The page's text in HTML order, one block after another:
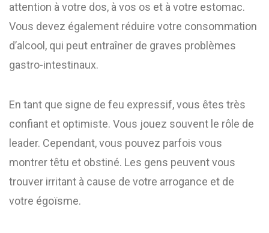
attention à votre dos, à vos os et à votre estomac.
Vous devez également réduire votre consommation
d’alcool, qui peut entraîner de graves problèmes
gastro-intestinaux.
En tant que signe de feu expressif, vous êtes très
confiant et optimiste. Vous jouez souvent le rôle de
leader. Cependant, vous pouvez parfois vous
montrer têtu et obstiné. Les gens peuvent vous
trouver irritant à cause de votre arrogance et de
votre égoïsme.